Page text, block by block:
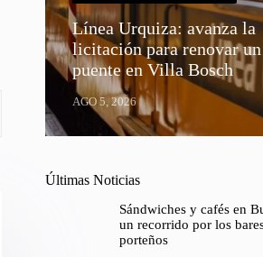
Línea Urquiza: avanza la
licitación para renovar un
puente en Villa Bosch
AGO 5, 2026
Últimas Noticias
Sándwiches y cafés en
un recorrido por los
porteños